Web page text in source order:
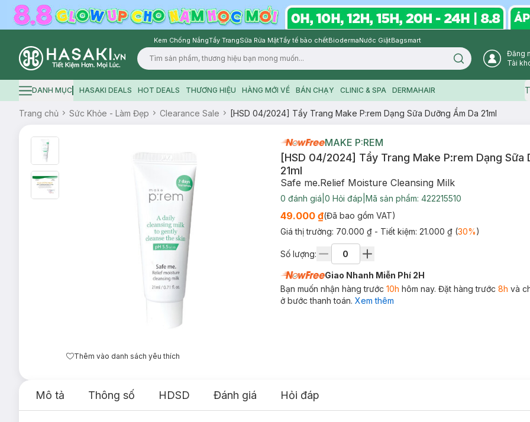
Kem Chống NắngTẩy TrangSữa Rửa MặtTẩy tế bào chếtBiodermaNước GiặtBagsmart
Logo
Search icon
Đăng
Tài
Hamburger icon
DANH MỤC HASAKI DEALS HOT DEALS THƯƠNG HIỆU HÀNG MỚI VỀ BÁN CHẠY CLINIC & SPA DERMAHAIR
Trang chủ Sức Khỏe - Làm Đẹp Clearance Sale [HSD 04/2024] Tẩy Trang Make P:rem Dạng Sữa Dưỡng Ẩm Da 21ml
Thêm vào danh sách yêu thích
MAKE P:REM
[HSD 04/2024] Tẩy Trang Make P:rem Dạng Sữa
21ml
Safe me.Relief Moisture Cleansing Milk
0 đánh giá 0 Hỏi đáp Mã sản phẩm: 422215510
49.000 ₫(Đã bao gồm VAT)
Giá thị trường: 70.000 ₫ - Tiết kiệm: 21.000 ₫(30%)
Số lượng:
Giao Nhanh Miễn Phí 2H
Bạn muốn nhận hàng trước 10h hôm nay. Đặt hàng trước 8h và
ở bước thanh toán. Xem thêm
Mô tả Thông số HDSD Đánh giá Hỏi đáp